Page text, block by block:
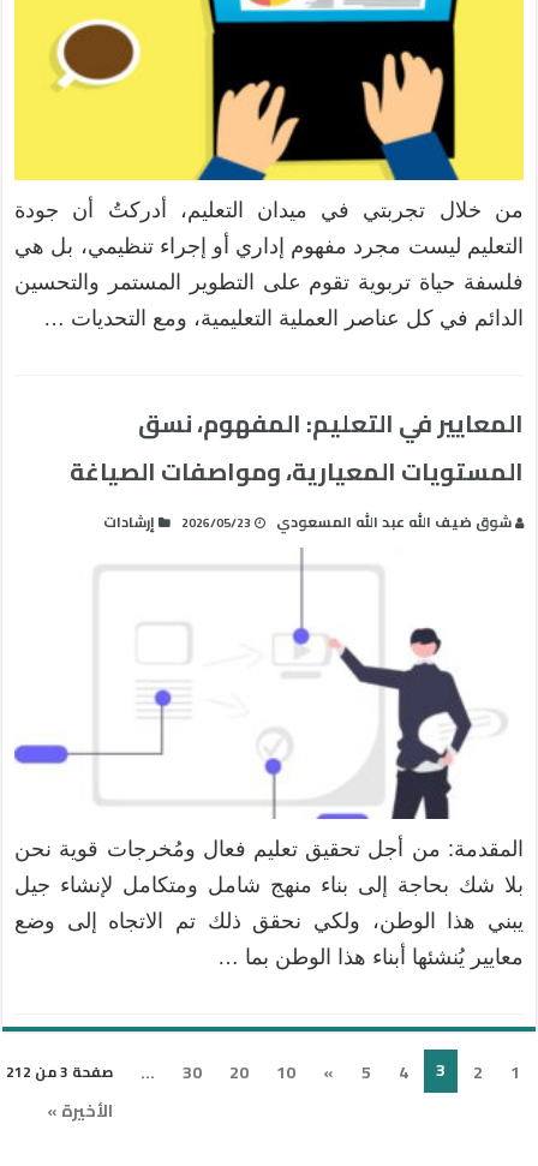
من خلال تجربتي في ميدان التعليم، أدركتُ أن جودة
التعليم ليست مجرد مفهوم إداري أو إجراء تنظيمي، بل هي
فلسفة حياة تربوية تقوم على التطوير المستمر والتحسين
الدائم في كل عناصر العملية التعليمية، ومع التحديات …
المعايير في التعليم: المفهوم، نسق
المستويات المعيارية، ومواصفات الصياغة
شوق ضيف الله عبد الله المسعودي 2026/05/23 إرشادات
المقدمة: من أجل تحقيق تعليم فعال ومُخرجات قوية نحن
بلا شك بحاجة إلى بناء منهج شامل ومتكامل لإنشاء جيل
يبني هذا الوطن، ولكي نحقق ذلك تم الاتجاه إلى وضع
معايير يُنشئها أبناء هذا الوطن بما …
صفحة 3 من 212 1
2
3
4
5
»
10
20
30
...
الأخيرة »